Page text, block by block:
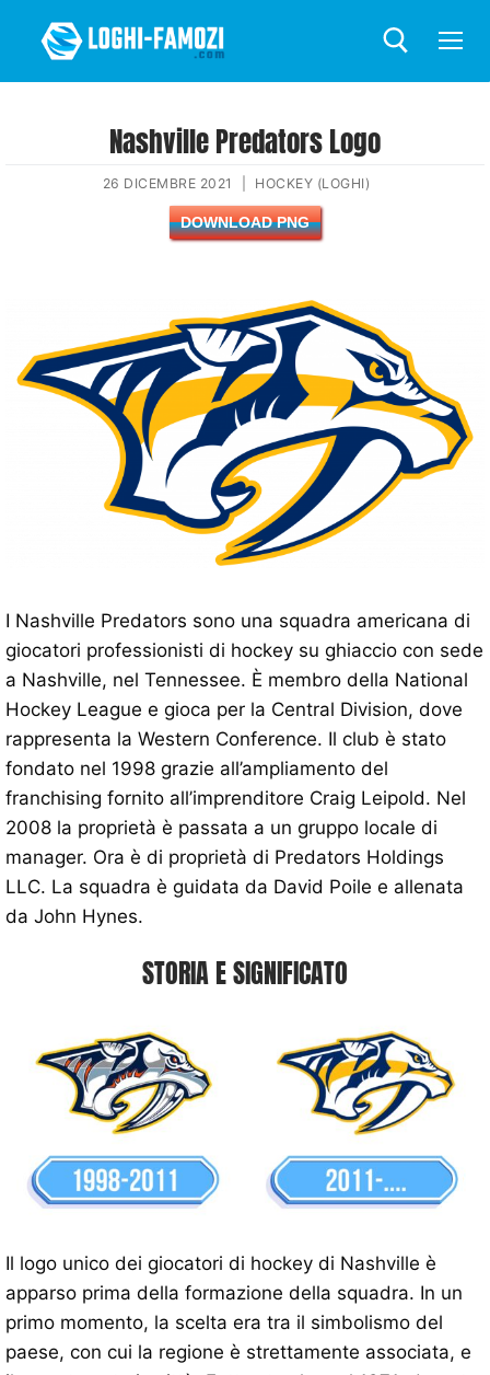
Nashville Predators Logo
26 DICEMBRE 2021 HOCKEY (LOGHI)
DOWNLOAD PNG
I Nashville Predators sono una squadra americana di
giocatori professionisti di hockey su ghiaccio con sede
a Nashville, nel Tennessee. È membro della National
Hockey League e gioca per la Central Division, dove
rappresenta la Western Conference. Il club è stato
fondato nel 1998 grazie all’ampliamento del
franchising fornito all’imprenditore Craig Leipold. Nel
2008 la proprietà è passata a un gruppo locale di
manager. Ora è di proprietà di Predators Holdings
LLC. La squadra è guidata da David Poile e allenata
da John Hynes.
STORIA E SIGNIFICATO
Il logo unico dei giocatori di hockey di Nashville è
apparso prima della formazione della squadra. In un
primo momento, la scelta era tra il simbolismo del
paese, con cui la regione è strettamente associata, e